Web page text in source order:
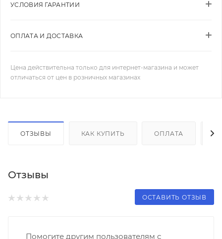
УСЛОВИЯ ГАРАНТИИ
ОПЛАТА И ДОСТАВКА
Цена действительна только для интернет-магазина и может
отличаться от цен в розничных магазинах
ОТЗЫВЫ КАК КУПИТЬ ОПЛАТА
Отзывы
ОСТАВИТЬ ОТЗЫВ
Помогите другим пользователям с